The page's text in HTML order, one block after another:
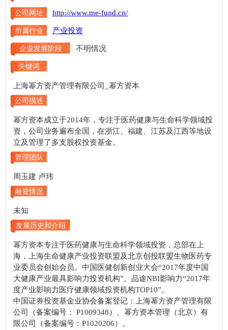
公司网址 http://www.me-fund.cn/
所属行业 产业投资
企业发展阶段 不明情况
关键词
上海幂方资产管理有限公司_幂方资本
公司描述
幂方资本成立于2014年，专注于医药健康与生命科学领域投
资，公司业务遍布全国，在浙江、福建、江苏及江西等地设
立及管理了多支股权投资基金。
管理团队
周玉建 卢玮
融资情况
未知
发展历史和介绍
幂方资本专注于医药健康与生命科学领域投资，总部在上
海，上海生命健康产业投资联盟及北京创投联盟生物医药专
业委员会创始会员。中国医健创新创业大会“2017年度中国
大健康产业最具影响力投资机构”。品途NBI影响力“2017年
度产业影响力医疗健康领域投资机构TOP10”。
中国证券投资基金业协会备案登记：上海幂方资产管理有限
公司（备案编号： P1009348）、幂方资本管理（北京）有
限公司（备案编号：P1020206）。